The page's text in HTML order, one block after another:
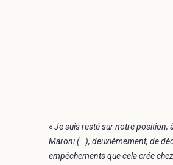
« Je suis resté sur notre position,
Maroni (…), deuxièmement, de
empêchements que cela crée